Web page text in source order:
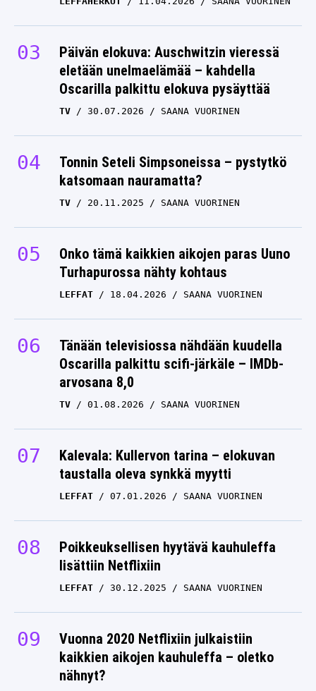
Päivän elokuva: Auschwitzin vieressä
eletään unelmaelämää – kahdella
Oscarilla palkittu elokuva pysäyttää
TV 30.07.2026 SAANA VUORINEN
Tonnin Seteli Simpsoneissa – pystytkö
katsomaan nauramatta?
TV 20.11.2025 SAANA VUORINEN
Onko tämä kaikkien aikojen paras Uuno
Turhapurossa nähty kohtaus
LEFFAT 18.04.2026 SAANA VUORINEN
Tänään televisiossa nähdään kuudella
Oscarilla palkittu scifi-järkäle – IMDb-
arvosana 8,0
TV 01.08.2026
Kalevala: Kullervon tarina – elokuvan
taustalla oleva synkkä myytti
LEFFAT 07.01.2026 SAANA VUORINEN
Poikkeuksellisen hyytävä kauhuleffa
lisättiin Netflixiin
LEFFAT 30.12.2025
Vuonna 2020 Netflixiin julkaistiin
kaikkien aikojen kauhuleffa – oletko
nähnyt?
LEFFAT